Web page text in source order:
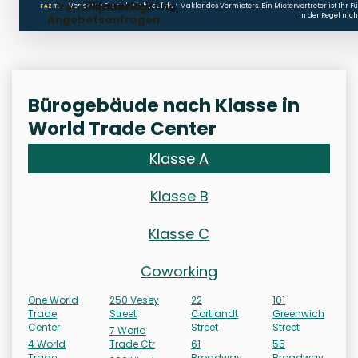
Terminplanung,
Angebotsanfragen
klauseln
Überschreitung
FAZIT:
Verlassen Sie sich nicht auf den Makler des Vermieters. Ein Mietervertreter ist Ihr
in der Regel
Bürogebäude nach Klasse in
World Trade Center
Klasse A
Klasse B
Klasse C
Coworking
One World
Trade
Center
4 World
250 Vesey
Street
7 World
Trade Ctr
22
Cortlandt
Street
61
101
Greenwich
Street
55